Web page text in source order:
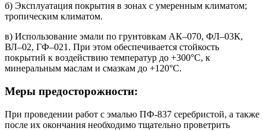
б) Эксплуатация покрытия в зонах с умеренным климатом;
тропическим климатом.
в) Использование эмали по грунтовкам АК–070, ФЛ–03К,
ВЛ–02, ГФ–021. При этом обеспечивается стойкость
покрытий к воздействию температур до +300°C, к
минеральным маслам и смазкам до +120°C.
Меры предосторожности:
При проведении работ с эмалью ПФ-837 серебристой, а также
после их окончания необходимо тщательно проветрить